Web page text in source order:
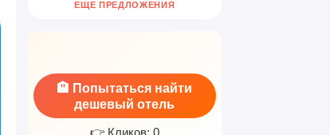
ЕЩЕ ПРЕДЛОЖЕНИЯ
🏨 Попытаться найти
дешевый отель